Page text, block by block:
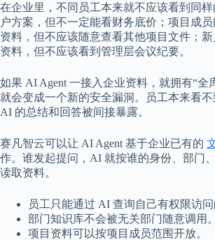
在企业里，不同员工本来就不应该看到同
户方案，但不一定能看财务底价；项目成
资料，但不应该随意查看其他项目文件；新
资料，但不应该看到管理层会议纪要。
如果 AI Agent 一接入企业资料，就拥有“全
就会变成一个新的安全漏洞。员工本来看
AI 的总结和回答被间接暴露。
赛凡智云可以让 AI Agent 基于企业已有的
作。谁发起提问，AI 就按谁的身份、部门
读取资料。
员工只能通过 AI 查询自己有权限访问
部门知识库不会被无关部门随意调用。
项目资料可以按项目成员范围开放。